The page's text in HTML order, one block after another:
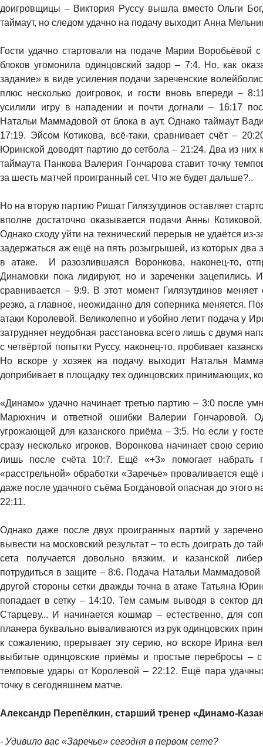
доигровщицы – Виктория Руссу вышла вместо Ольги
таймаут, но следом удачно на подачу выходит Анна
Гости удачно стартовали на подаче Марии Воробьёвой
блоков угомонила одинцовский задор – 7:4. Но, как
задание» в виде усиления подачи зареченские
плюс несколько доигровок, и гости вновь впереди –
усилили игру в нападении и почти догнали – 16:17
Натальи Маммадовой от блока в аут. Однако таймаут
17:19. Эйсом Котикова, всё-таки, сравнивает счёт –
Юринской доводят партию до сетбола – 21:24. Два из них
таймаута Панкова Валерия Гончарова ставит точку
за шесть матчей проигранный сет. Что же будет дальше?..
Но на вторую партию Ришат Гилязутдинов оставляет
вполне достаточно оказывается подачи Анны
Однако сходу уйти на технический перерыв не удаётся из-
задержаться аж ещё на пять розыгрышей, из которых два
в атаке. И разозлившаяся Воронкова, наконец-то,
Динамовки пока лидируют, но и зареченки
сравнивается – 9:9. В этот момент Гилязутдинов
резко, а главное, неожиданно для соперника меняется.
атаки Королевой. Великолепно и убойно летит подача у
затрудняет неудобная расстановка всего лишь с двумя
с четвёртой попытки Руссу, наконец-то, пробивает
Но вскоре у хозяек на подачу выходит Наталья
доприбивает в площадку тех одинцовских принимающих,
«Динамо» удачно начинает третью партию – 3:0 после
Марюхнич и ответной ошибки Валерии Гончаровой.
угрожающей для казанского приёма – 3:5. Но если у
сразу несколько игроков. Воронкова начинает свою
лишь после счёта 10:7. Ещё «+3» помогает
«расстрельной» обработки «Заречье» проваливается
даже после удачного съёма Богдановой опасная до этого
22:11.
Однако даже после двух проигранных партий у
вывести на московский результат – то есть доиграть до
сета получается довольно вязким, и казанской
потрудиться в защите – 8:6. Подача Натальи
другой стороны сетки дважды точна в атаке Татьяна
попадает в сетку – 14:10. Тем самым выводя в сектор
Старцеву... И начинается кошмар – естественно, для
планера буквально вываливаются из рук одинцовских
к сожалению, прерывает эту серию, но вскоре Ирина
выбитые одинцовские приёмы и простые перебросы – с
темповые удары от Королевой – 22:12. Ещё пара
точку в сегодняшнем матче.
Александр Перепёлкин, старший тренер «Динамо-
- Удивило вас «Заречье» сегодня в первом сете?